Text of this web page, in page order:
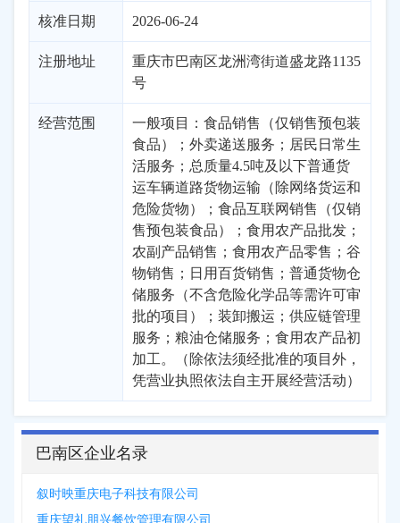
核准日期 2026-06-24
注册地址
重庆市巴南区龙洲湾街道盛龙路1135
号
经营范围
一般项目：食品销售（仅销售预包装
食品）；外卖递送服务；居民日常生
活服务；总质量4.5吨及以下普通货
运车辆道路货物运输（除网络货运和
危险货物）；食品互联网销售（仅销
售预包装食品）；食用农产品批发；
农副产品销售；食用农产品零售；谷
物销售；日用百货销售；普通货物仓
储服务（不含危险化学品等需许可审
批的项目）；装卸搬运；供应链管理
服务；粮油仓储服务；食用农产品初
加工。（除依法须经批准的项目外，
凭营业执照依法自主开展经营活动）
巴南区企业名录
叙时映重庆电子科技有限公司
重庆望礼朋兴餐饮管理有限公司